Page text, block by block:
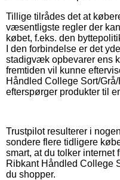
Tillige tilrådes det at
væsentligste regler der
købet, f.eks. den
I den forbindelse er det
stadigvæk opbevarer ens
fremtiden vil kunne
Håndled College Sort/
efterspørger produkter til
Trustpilot resulterer i
sondere flere tidligere
smart, at du tolker internet
Ribkant Håndled College
du shopper.